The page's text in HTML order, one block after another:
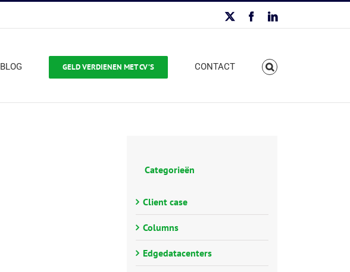
X FacebookLinkedIn
BLOG GELD VERDIENEN MET CV’S CONTACT
Categorieën
Client case
Columns
Edgedatacenters